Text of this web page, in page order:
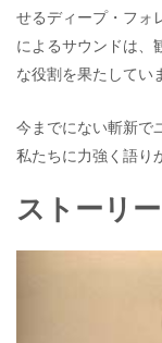
せるディープ・フォ
によるサウンドは、
な役割を果たしてい
今までにない斬新で
私たちに力強く語り
ストーリー